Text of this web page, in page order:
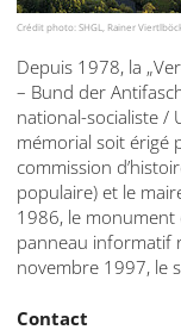
Crédit photo: SHGL, Rainer
Depuis 1978, la
– Bund der
national-socialiste /
mémorial soit érigé
commission
populaire) et le
1986, le
panneau informatif
novembre 1997, le
Contact